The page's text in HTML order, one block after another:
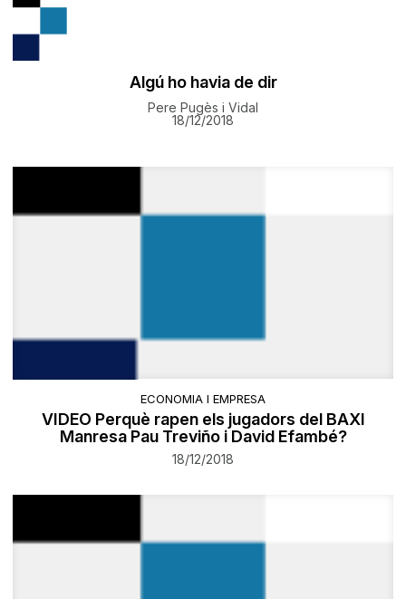
Algú ho havia de dir
Pere Pugès i Vidal
18/12/2018
ECONOMIA I EMPRESA
VIDEO Perquè rapen els jugadors del BAXI
Manresa Pau Treviño i David Efambé?
18/12/2018